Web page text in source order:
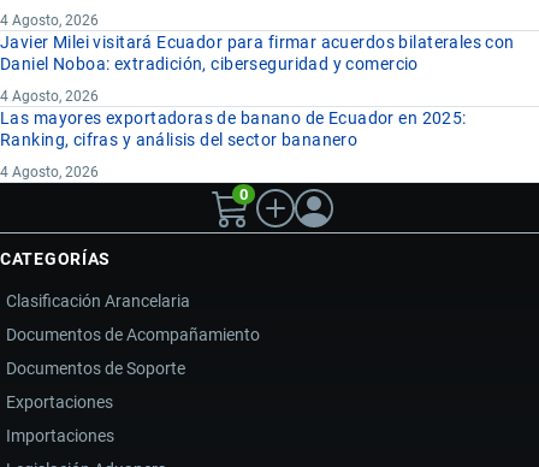
4 Agosto, 2026
Javier Milei visitará Ecuador para firmar acuerdos bilaterales con
Daniel Noboa: extradición, ciberseguridad y comercio
4 Agosto, 2026
Las mayores exportadoras de banano de Ecuador en 2025:
Ranking, cifras y análisis del sector bananero
4 Agosto, 2026
0
CATEGORÍAS
Clasificación Arancelaria
Documentos de Acompañamiento
Documentos de Soporte
Exportaciones
Importaciones